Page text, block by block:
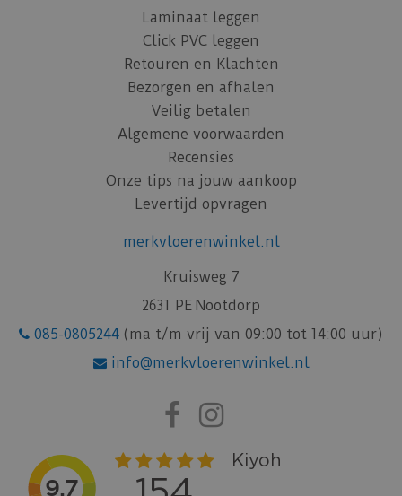
Laminaat leggen
Click PVC leggen
Retouren en Klachten
Bezorgen en afhalen
Veilig betalen
Algemene voorwaarden
Recensies
Onze tips na jouw aankoop
Levertijd opvragen
merkvloerenwinkel.nl
Kruisweg 7
2631 PE Nootdorp
085-0805244 (ma t/m vrij van 09:00 tot 14:00 uur)
info@merkvloerenwinkel.nl